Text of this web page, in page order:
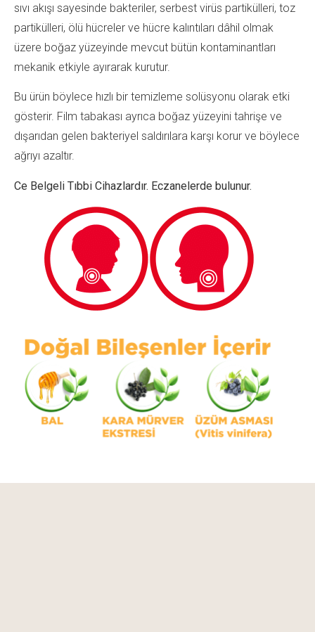
sıvı akışı sayesinde bakteriler, serbest virüs partikülleri, toz
partikülleri, ölü hücreler ve hücre kalıntıları dâhil olmak
üzere boğaz yüzeyinde mevcut bütün kontaminantları
mekanik etkiyle ayırarak kurutur.
Bu ürün böylece hızlı bir temizleme solüsyonu olarak etki
gösterir. Film tabakası ayrıca boğaz yüzeyini tahrişe ve
dışarıdan gelen bakteriyel saldırılara karşı korur ve böylece
ağrıyı azaltır.
Ce Belgeli Tıbbi Cihazlardır. Eczanelerde bulunur.